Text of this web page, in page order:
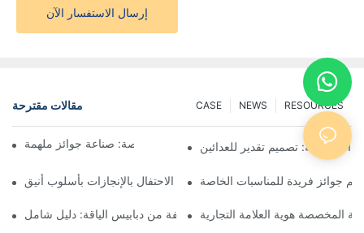
إرسال الاستفسار الآن
مقالات مقترحة RESOURCES
NEWS
CASE
فن صنع الميداليات المخصصة: صناعة جوائز ملهمةالمخصصة: تصميم تقدير للعدائين
ميداليات الجوائز المخصصة: الاحتفال بالإنجازات بأسلوب أنيق
جوائز فريدة للمناسبات الخاصة
فهم أنواع مختلفة من دبابيس الياقة: دليل شاملالمخصصة هوية العلامة التجارية